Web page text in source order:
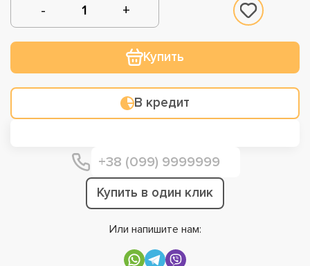
Купить
В кредит
Купить в один клик
Или напишите нам: